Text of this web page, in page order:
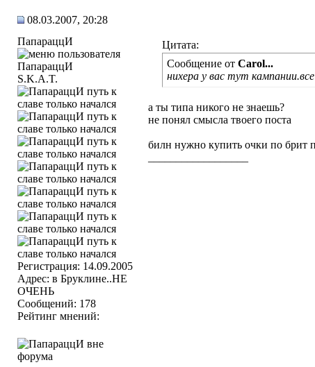
08.03.2007, 20:28
ПапараццИ
S.K.A.T.
Регистрация: 14.09.2005
Адрес: в Бруклине..НЕ
ОЧЕНЬ
Сообщений: 178
Рейтинг мнений:
Цитата:
Сообщение от Carol...
нихера у вас тут
а ты типа никого не знаешь?
не понял смысла твоего поста
билн нужно купить очки по брит